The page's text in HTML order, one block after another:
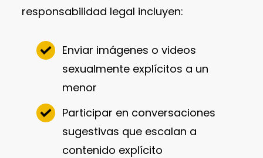
responsabilidad legal incluyen:
Enviar imágenes o videos
sexualmente explícitos a un
menor
Participar en conversaciones
sugestivas que escalan a
contenido explícito